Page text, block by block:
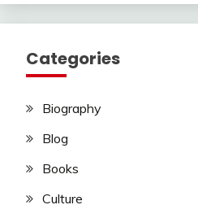
Categories
Biography
Blog
Books
Culture